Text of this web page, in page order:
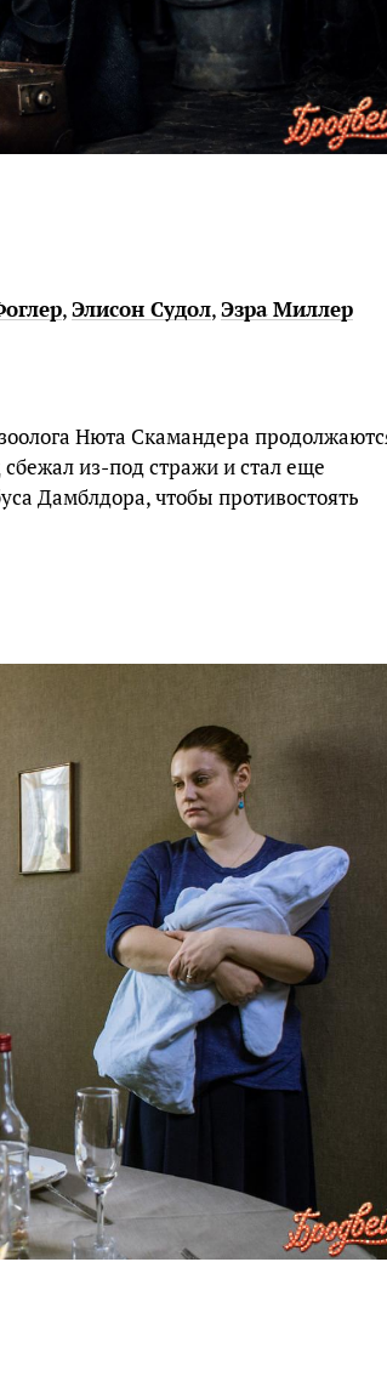
,Элисон Судол,Эзра Миллер
Нюта Скамандера
из-под стражи и стал еще
Дамблдора, чтобы противостоять